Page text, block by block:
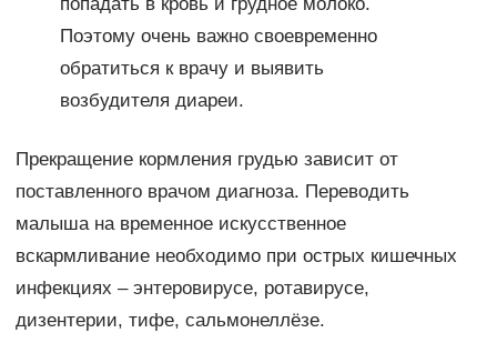
попадать в кровь и грудное молоко.
Поэтому очень важно своевременно
обратиться к врачу и выявить
возбудителя диареи.
Прекращение кормления грудью зависит от
поставленного врачом диагноза. Переводить
малыша на временное искусственное
вскармливание необходимо при острых кишечных
инфекциях – энтеровирусе, ротавирусе,
дизентерии, тифе, сальмонеллёзе.